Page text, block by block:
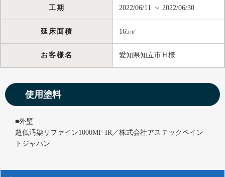
工期 2022/06/11 ～ 2022/06/30
延床面積 165㎡
お客様名 愛知県知立市Ｈ様
使用塗料
■外壁
超低汚染リファイン1000MF-IR／株式会社アステックペイン
トジャパン